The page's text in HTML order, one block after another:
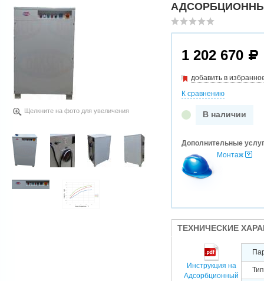
Щелкните на фото для увеличения
1 202 670
добавить в
К сравнению
В наличии
Дополнительные
Монтаж
ТЕХНИЧЕСКИЕ
Инструкция на
Адсорбционный